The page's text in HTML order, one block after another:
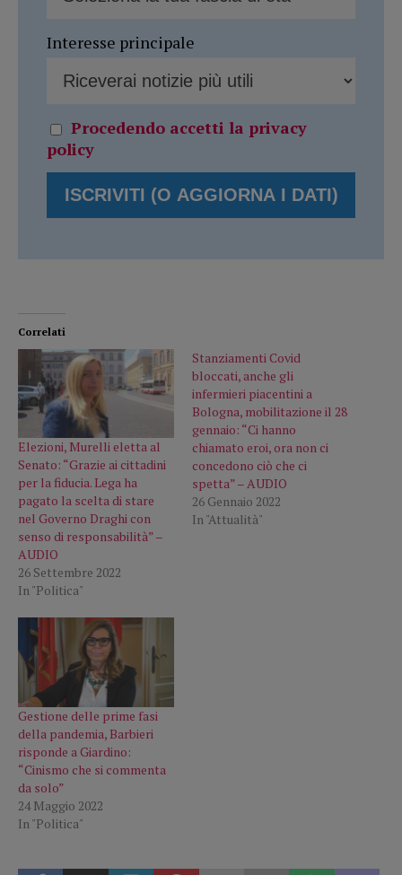
Interesse principale
Procedendo accetti la privacy
policy
Correlati
Elezioni, Murelli eletta al
Senato: “Grazie ai cittadini
per la fiducia. Lega ha
pagato la scelta di stare
nel Governo Draghi con
senso di responsabilità” –
AUDIO
26 Settembre 2022
In "Politica"
Stanziamenti Covid
bloccati, anche gli
infermieri piacentini a
Bologna, mobilitazione il 28
gennaio: “Ci hanno
chiamato eroi, ora non ci
concedono ciò che ci
spetta” – AUDIO
26 Gennaio 2022
In "Attualità"
Gestione delle prime fasi
della pandemia, Barbieri
risponde a Giardino:
“Cinismo che si commenta
da solo”
24 Maggio 2022
In "Politica"